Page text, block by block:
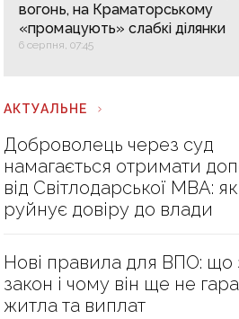
вогонь, на Краматорському
«промацують» слабкі ділянки
6 серпня, 07:45
АКТУАЛЬНЕ
Доброволець через суд
намагається отримати
від Світлодарської МВА:
руйнує довіру до влади
Нові правила для ВПО: що
закон і чому він ще не
житла та виплат